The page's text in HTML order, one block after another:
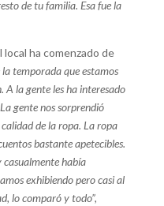
de tu familia. Esa fue la
ha comenzado de
la temporada que estamos
A la gente les ha interesado
gente nos sorprendió
de la ropa. La ropa
bastante apetecibles.
casualmente había
exhibiendo pero casi al
lo comparó y todo”,